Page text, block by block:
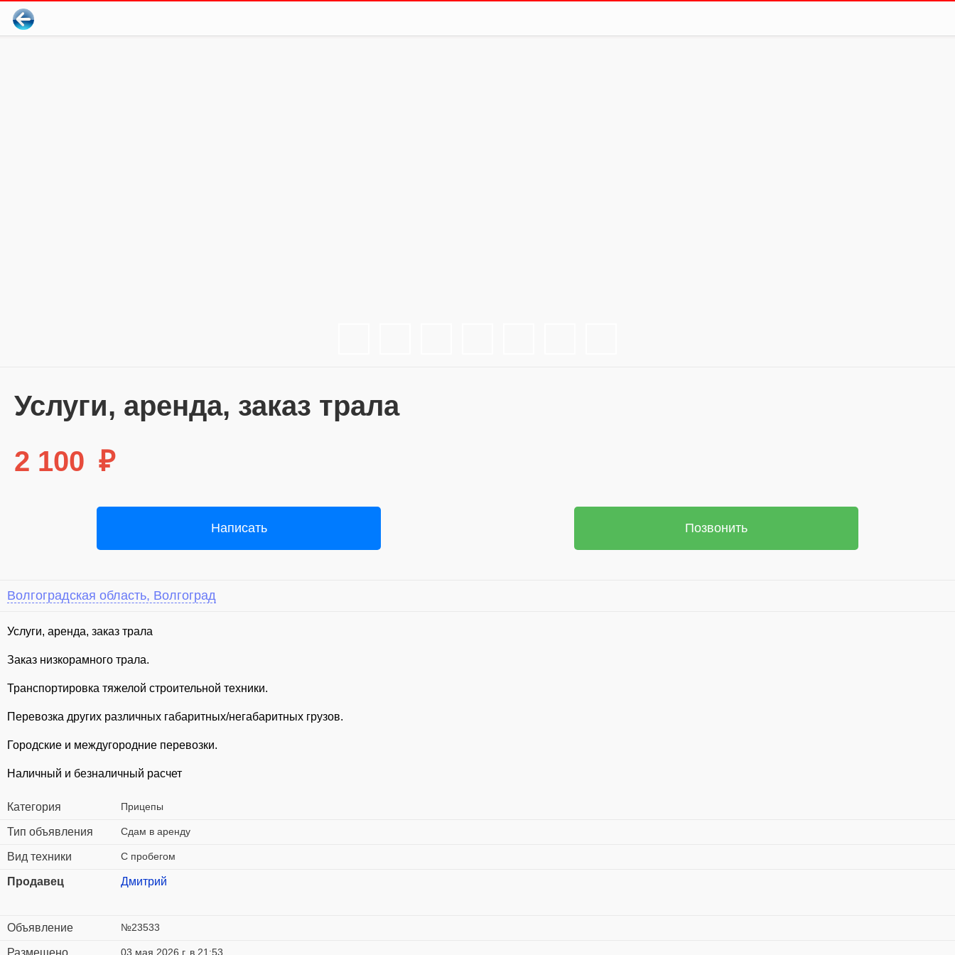
⁣Услуги, аренда, заказ трала
2 100 ₽
Написать Позвонить
Волгоградская область, Волгоград
⁣Услуги, аренда, заказ трала
Заказ низкорамного трала.
Транспортировка тяжелой строительной техники.
Перевозка других различных габаритных/негабаритных грузов.
Городские и междугородние перевозки.
Наличный и безналичный расчет
Категория Прицепы
Тип объявления Сдам в аренду
Вид техники С пробегом
Продавец Дмитрий
Объявление №23533
Размещено 03 мая 2026 г. в 21:53